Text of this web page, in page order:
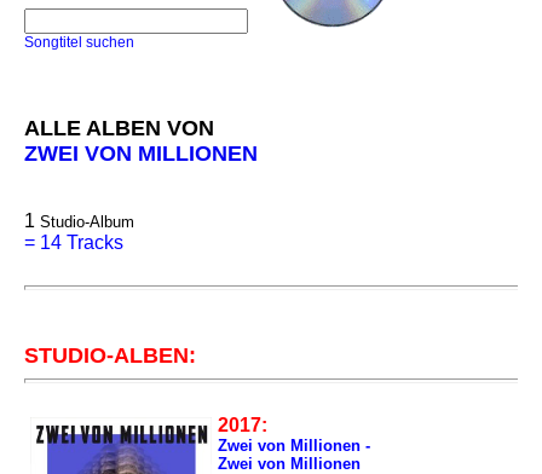
Songtitel suchen
ALLE ALBEN VON
ZWEI VON MILLIONEN
1 Studio-Album
= 14 Tracks
STUDIO-ALBEN:
2017:
Zwei von Millionen -
Zwei von Millionen